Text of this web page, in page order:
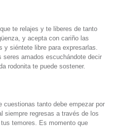
te relajes y te liberes de tanto
y acepta con cariño las
y siéntete libre para expresarlas.
amados escuchándote decir
rodonita te puede sostener.
cuestionas tanto debe empezar por
siempre regresas a través de los
temores. Es momento que